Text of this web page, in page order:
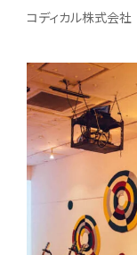
コディカル株式会社